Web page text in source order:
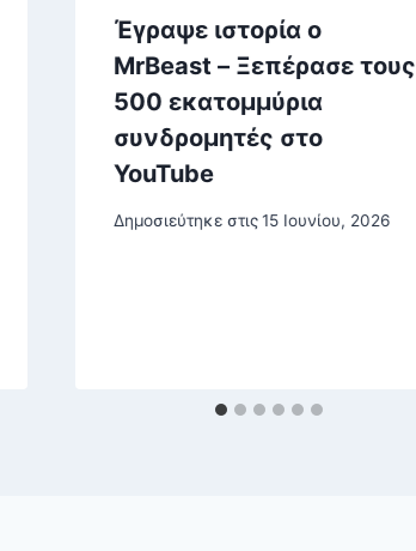
Έγραψε ιστορία ο
MrBeast – Ξεπέρασε τους
500 εκατομμύρια
συνδρομητές στο
YouTube
Δημοσιεύτηκε στις 15 Ιουνίου, 2026